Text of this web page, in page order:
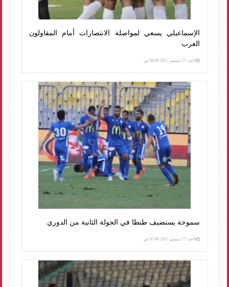
الإسماعيلي يسعي لمواصلة الانتصارات أمام المقاولون
العرب
الأحد، 17 سبتمبر 2017 08:00 ص
سموحة يستضيف طنطا في الجولة الثانية من الدوري
الأحد، 17 سبتمبر 2017 07:00 ص